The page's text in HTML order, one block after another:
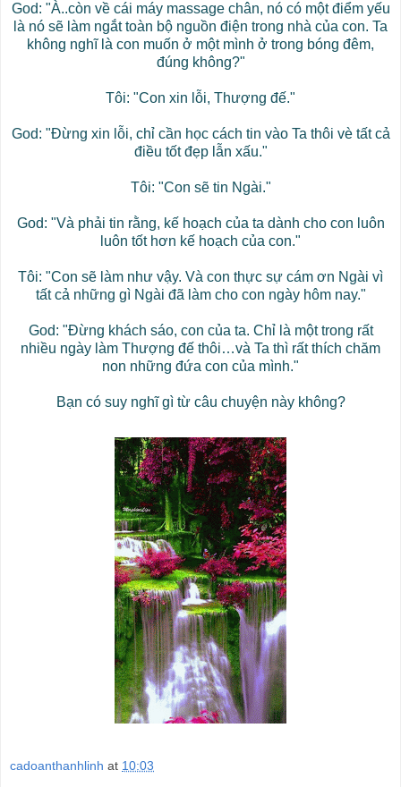
God: "À..còn về cái máy massage chân, nó có một điểm yếu
là nó sẽ làm ngắt toàn bộ nguồn điện trong nhà của con. Ta
không nghĩ là con muốn ở một mình ở trong bóng đêm,
đúng không?"
Tôi: "Con xin lỗi, Thượng đế."
God: "Đừng xin lỗi, chỉ cần học cách tin vào Ta thôi vè tất cả
điều tốt đẹp lẫn xấu."
Tôi: "Con sẽ tin Ngài."
God: "Và phải tin rằng, kế hoạch của ta dành cho con luôn
luôn tốt hơn kế hoạch của con."
Tôi: "Con sẽ làm như vậy. Và con thực sự cám ơn Ngài vì
tất cả những gì Ngài đã làm cho con ngày hôm nay."
God: "Đừng khách sáo, con của ta. Chỉ là một trong rất
nhiều ngày làm Thượng đế thôi…và Ta thì rất thích chăm
non những đứa con của mình."
Bạn có suy nghĩ gì từ câu chuyện này không?
cadoanthanhlinh at 10:03